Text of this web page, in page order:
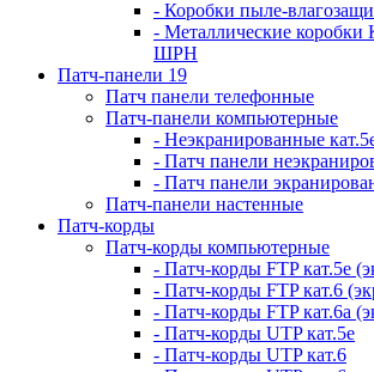
- Коробки пыле-
- Металлические
ШРН
Патч-панели 19
Патч панели телефонные
Патч-панели компьютерные
- Неэкранированные
- Патч панели
- Патч панели
Патч-панели настенные
Патч-корды
Патч-корды компьютерные
- Патч-корды FTP кат.5е
- Патч-корды FTP кат.6
- Патч-корды FTP кат.6а
- Патч-корды UTP кат.5е
- Патч-корды UTP кат.6